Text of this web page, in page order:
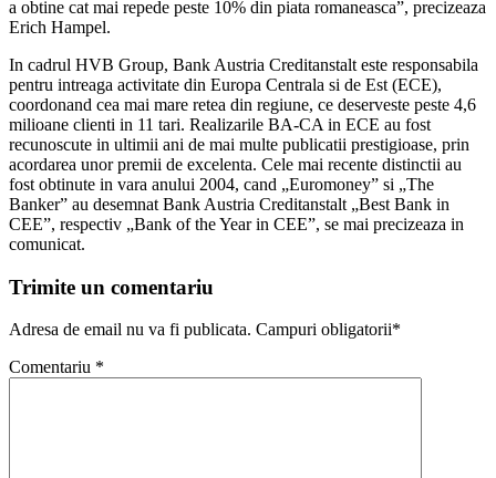
a obtine cat mai repede peste 10% din piata romaneasca”, precizeaza
Erich Hampel.
In cadrul HVB Group, Bank Austria Creditanstalt este responsabila
pentru intreaga activitate din Europa Centrala si de Est (ECE),
coordonand cea mai mare retea din regiune, ce deserveste peste 4,6
milioane clienti in 11 tari. Realizarile BA-CA in ECE au fost
recunoscute in ultimii ani de mai multe publicatii prestigioase, prin
acordarea unor premii de excelenta. Cele mai recente distinctii au
fost obtinute in vara anului 2004, cand „Euromoney” si „The
Banker” au desemnat Bank Austria Creditanstalt „Best Bank in
CEE”, respectiv „Bank of the Year in CEE”, se mai precizeaza in
comunicat.
Trimite un comentariu
Adresa de email nu va fi publicata. Campuri obligatorii*
Comentariu *